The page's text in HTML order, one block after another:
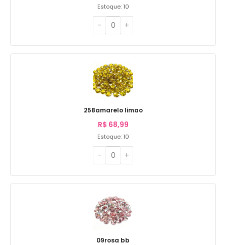
Estoque: 10
258amarelo limao
R$ 68,99
Estoque: 10
09rosa bb